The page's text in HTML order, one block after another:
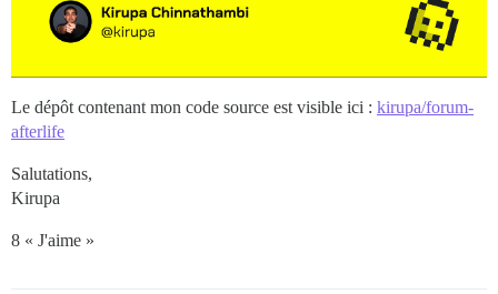
Le dépôt contenant mon code source est visible ici : kirupa/forum-
afterlife
Salutations,
Kirupa
8 « J'aime »